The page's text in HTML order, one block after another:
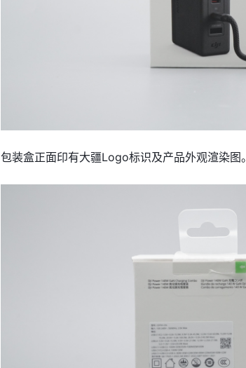
包装盒正面印有大疆Logo标识及产品外观渲染图。